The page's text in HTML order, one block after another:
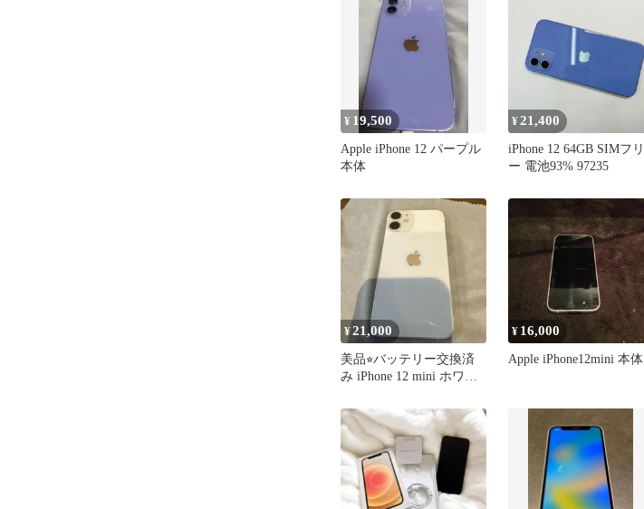
¥ 19,500
Apple iPhone 12 パープル
本体
¥21,400
iPhone 12 64GB SIMフリ
ー 電池93% 97235
¥21,000
美品⭐︎バッテリー交換済
み iPhone 12 mini ホワイ
¥ 16,000
Apple iPhone12mini 本体